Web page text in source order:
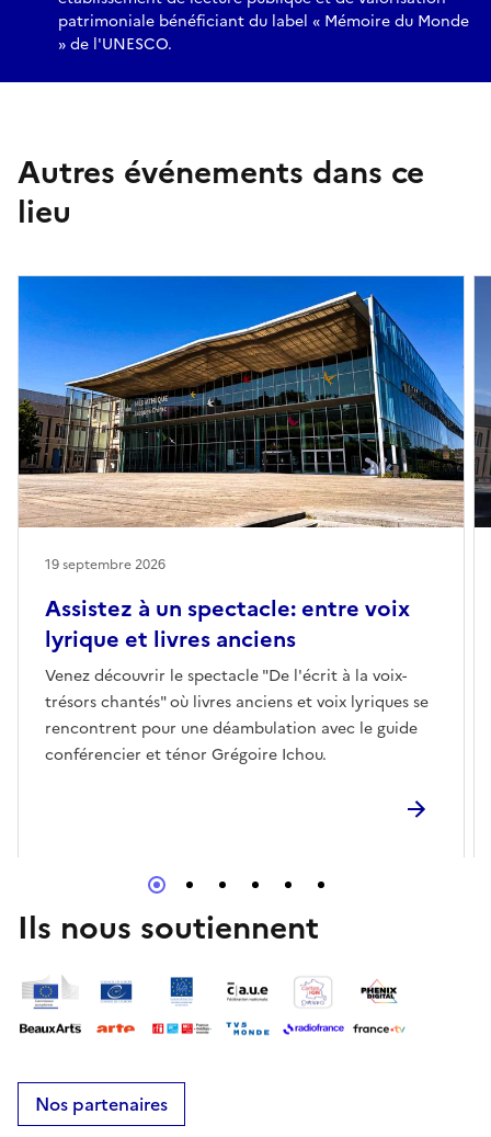
patrimoniale bénéficiant du label « Mémoire du Monde
» de l'UNESCO.
Autres événements dans ce
lieu
Assistez à un spectacle: entre voix
lyrique et livres anciens
Venez découvrir le spectacle "De l'écrit à la voix-
trésors chantés" où livres anciens et voix lyriques se
rencontrent pour une déambulation avec le guide
conférencier et ténor Grégoire Ichou.
19 septembre 2026
Ils nous soutiennent
Nos partenaires